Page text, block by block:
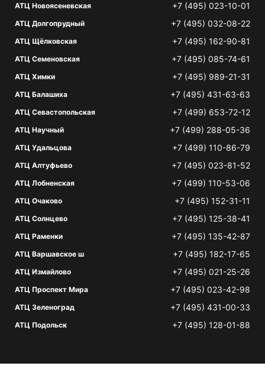
АТЦ Новоясеневская +7 (495) 023-10-01
АТЦ Долгопрудный +7 (495) 032-08-22
АТЦ Щёлковская +7 (495) 162-90-81
АТЦ Семеновская +7 (495) 085-74-61
АТЦ Химки +7 (495) 989-21-31
АТЦ Балашиха +7 (495) 431-63-63
АТЦ Севастопольская +7 (499) 653-72-12
АТЦ Научный +7 (499) 288-05-36
АТЦ Удальцова +7 (499) 110-86-79
АТЦ Алтуфьево +7 (495) 023-81-52
АТЦ Лобненская +7 (499) 110-53-06
АТЦ Очаково +7 (495) 152-31-11
АТЦ Солнцево +7 (495) 125-38-41
АТЦ Раменки +7 (495) 135-42-87
АТЦ Варшавское ш +7 (495) 182-17-65
АТЦ Измайлово +7 (495) 021-25-26
АТЦ Проспект Мира +7 (495) 023-42-98
АТЦ Зеленоград +7 (495) 431-00-33
АТЦ Подольск +7 (495) 128-01-88